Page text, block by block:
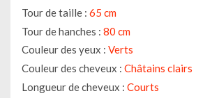
Tour de taille : 65 cm
Tour de hanches : 80 cm
Couleur des yeux : Verts
Couleur des cheveux : Châtains clairs
Longueur de cheveux : Courts